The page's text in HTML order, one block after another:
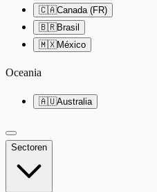
🇨🇦Canada (FR)
🇧🇷Brasil
🇲🇽México
Oceania
🇦🇺Australia
Sectoren